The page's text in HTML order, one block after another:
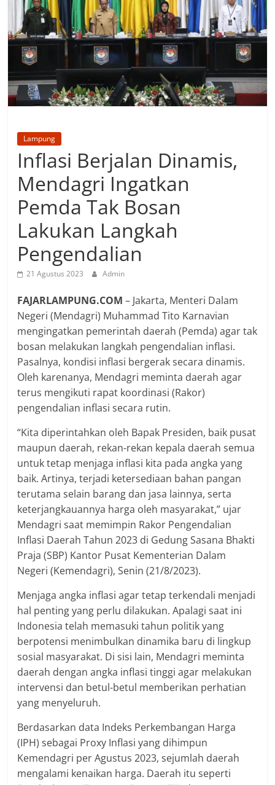
Lampung
Inflasi Berjalan Dinamis,
Mendagri Ingatkan
Pemda Tak Bosan
Lakukan Langkah
Pengendalian
21 Agustus 2023 Admin
FAJARLAMPUNG.COM – Jakarta, Menteri Dalam
Negeri (Mendagri) Muhammad Tito Karnavian
mengingatkan pemerintah daerah (Pemda) agar tak
bosan melakukan langkah pengendalian inflasi.
Pasalnya, kondisi inflasi bergerak secara dinamis.
Oleh karenanya, Mendagri meminta daerah agar
terus mengikuti rapat koordinasi (Rakor)
pengendalian inflasi secara rutin.
“Kita diperintahkan oleh Bapak Presiden, baik pusat
maupun daerah, rekan-rekan kepala daerah semua
untuk tetap menjaga inflasi kita pada angka yang
baik. Artinya, terjadi ketersediaan bahan pangan
terutama selain barang dan jasa lainnya, serta
keterjangkauannya harga oleh masyarakat,” ujar
Mendagri saat memimpin Rakor Pengendalian
Inflasi Daerah Tahun 2023 di Gedung Sasana Bhakti
Praja (SBP) Kantor Pusat Kementerian Dalam
Negeri (Kemendagri), Senin (21/8/2023).
Menjaga angka inflasi agar tetap terkendali menjadi
hal penting yang perlu dilakukan. Apalagi saat ini
Indonesia telah memasuki tahun politik yang
berpotensi menimbulkan dinamika baru di lingkup
sosial masyarakat. Di sisi lain, Mendagri meminta
daerah dengan angka inflasi tinggi agar melakukan
intervensi dan betul-betul memberikan perhatian
yang menyeluruh.
Berdasarkan data Indeks Perkembangan Harga
(IPH) sebagai Proxy Inflasi yang dihimpun
Kemendagri per Agustus 2023, sejumlah daerah
mengalami kenaikan harga. Daerah itu seperti